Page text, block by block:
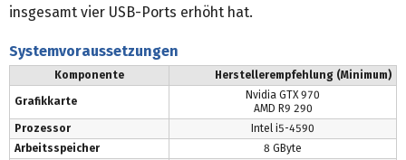
insgesamt vier USB-Ports erhöht hat.
Systemvoraussetzungen
Komponente Herstellerempfehlung (Minimum)
Grafikkarte
Nvidia GTX 970
AMD R9 290
Prozessor
Intel i5-4590
Arbeitsspeicher
8 GByte